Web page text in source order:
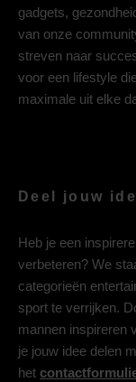
gadgets,
van onze
streven naar
voor een lifestyle
maximale uit elke
Deel jouw
Heb je een
verbeteren? We
categorieën
sport te verrijken.
mannen inspireren
je jouw idee delen
het